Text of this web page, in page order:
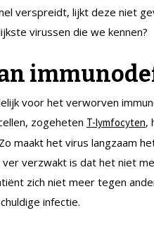
verspreidt, lijkt deze niet
virussen die we kennen?
voor het verworven
zogeheten T-lymfocyten,
maakt het virus langzaam
verzwakt is dat het niet
zich niet meer tegen
infectie.